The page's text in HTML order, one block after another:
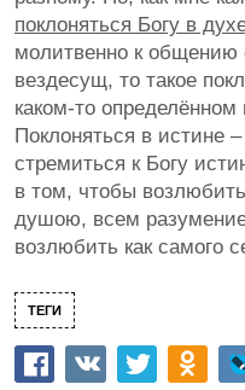
поклоняться Богу в
молитвенно к общению
вездесущ, то такое
каком-то
Поклоняться в истине
стремиться к Богу
в том, чтобы
душою, всем
возлюбить как самого
ТЕГИ